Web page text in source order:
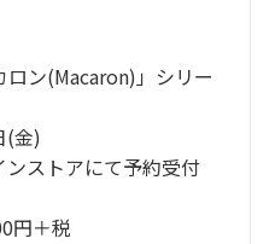
ン(Macaron)」シリー
(金)
ストアにて予約受付
円＋税